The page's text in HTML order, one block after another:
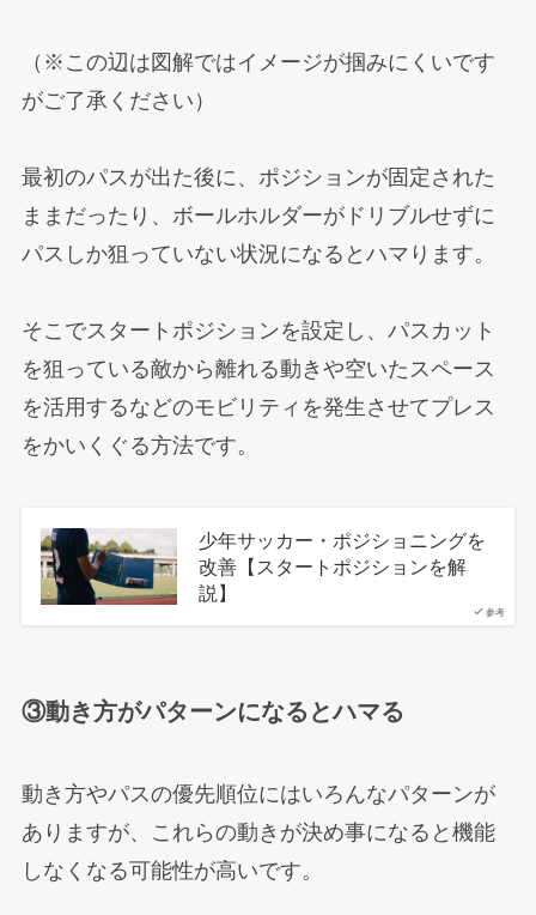
（※この辺は図解ではイメージが掴みにくいです
がご了承ください）
最初のパスが出た後に、ポジションが固定された
ままだったり、ボールホルダーがドリブルせずに
パスしか狙っていない状況になるとハマります。
そこでスタートポジションを設定し、パスカット
を狙っている敵から離れる動きや空いたスペース
を活用するなどのモビリティを発生させてプレス
をかいくぐる方法です。
参考
少年サッカー・ポジショニングを
改善【スタートポジションを解
説】
③動き方がパターンになるとハマる
動き方やパスの優先順位にはいろんなパターンが
ありますが、これらの動きが決め事になると機能
しなくなる可能性が高いです。